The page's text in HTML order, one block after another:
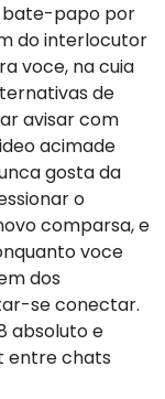
bate-papo por
do interlocutor
voce, na cuia
de
avisar com
acimade
gosta da
o
comparsa, e
voce
dos
se conectar.
absoluto e
entre chats